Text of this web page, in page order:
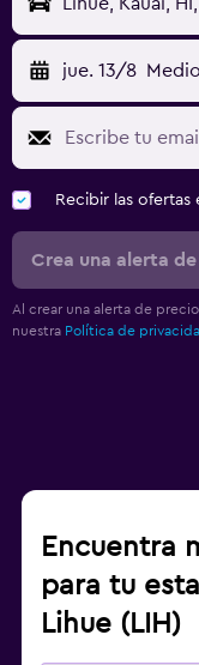
Lihue, Kauai,
jue. 13/8
Recibir las
Crea una alerta
Al crear una alerta de
nuestra Política de
Encuentra
para tu
Lihue (LIH)